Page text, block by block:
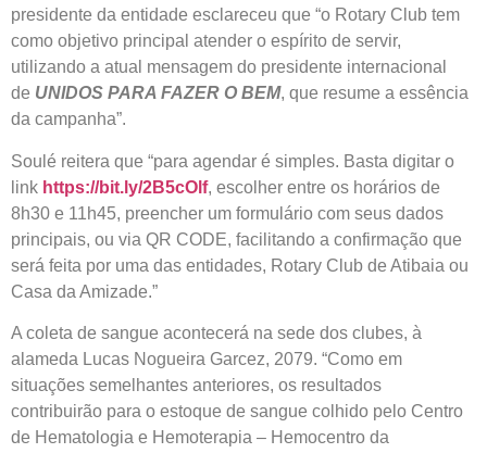
presidente da entidade esclareceu que “o Rotary Club tem
como objetivo principal atender o espírito de servir,
utilizando a atual mensagem do presidente internacional
de UNIDOS PARA FAZER O BEM, que resume a essência
da campanha”.
Soulé reitera que “para agendar é simples. Basta digitar o
link https://bit.ly/2B5cOlf, escolher entre os horários de
8h30 e 11h45, preencher um formulário com seus dados
principais, ou via QR CODE, facilitando a confirmação que
será feita por uma das entidades, Rotary Club de Atibaia ou
Casa da Amizade.”
A coleta de sangue acontecerá na sede dos clubes, à
alameda Lucas Nogueira Garcez, 2079. “Como em
situações semelhantes anteriores, os resultados
contribuirão para o estoque de sangue colhido pelo Centro
de Hematologia e Hemoterapia – Hemocentro da